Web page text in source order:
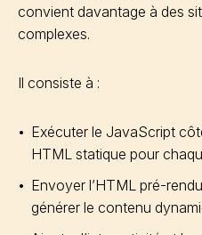
convient davantage à des
complexes.
Il consiste à :
Exécuter le JavaScript
HTML statique pour
Envoyer l’HTML pré-
générer le contenu